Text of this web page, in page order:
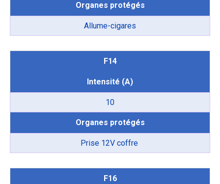
Organes protégés
Allume-cigares
F14
Intensité (A)
10
Organes protégés
Prise 12V coffre
F16